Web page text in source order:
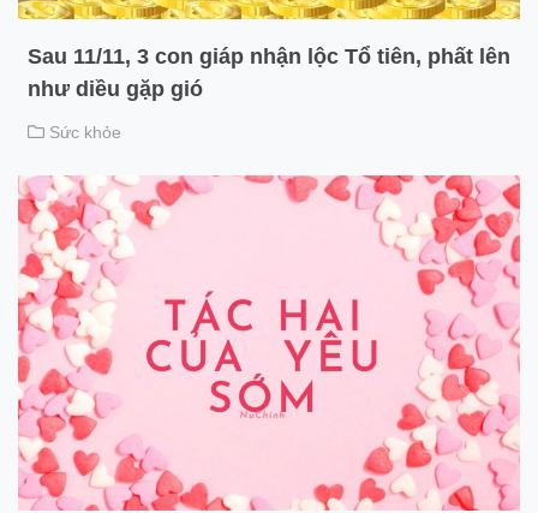
Sau 11/11, 3 con giáp nhận lộc Tổ tiên, phất lên
như diều gặp gió
Sức khỏe